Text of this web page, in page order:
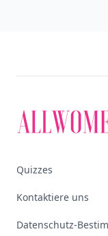
Quizzes
Kontaktiere uns
Datenschutz-